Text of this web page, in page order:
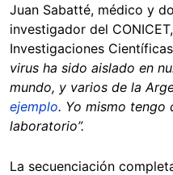
Juan Sabatté, médico y
investigador del
Investigaciones
virus ha sido aislado en
mundo, y varios de la
ejemplo. Yo mismo tengo
laboratorio”.
La secuenciación